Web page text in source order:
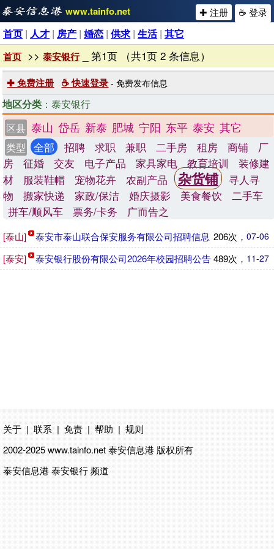
www.tainfo.net ☕ 登录
✚ 注册
首页 | 人才 | 房产 | 婚恋 | 供求| 生活| 其它
首页 >> 泰安银行_ 第1页 （共1页 2 条信息）
✚ 免费注册 ☕ 快速登录 - 免费发布信息
地区分类 ：泰安银行
区县 泰山 岱岳 新泰 肥城 宁阳 东平 泰安 其它
类型 全部 招聘 求职 兼职 二手房 租房 商铺
厂
房
征婚 交友 电子产品 家具家电 教育培训
装修建
材
服装鞋帽 宠物花卉 农副产品 杂货铺
寻人寻
物
搬家快递 家政/保洁 婚庆摄影 美食餐饮
二手车
拼车/顺风车
票务/卡务 广而告之
07-06
206次，
[泰山] 泰安市泰山联合保安服务有限公司招聘信息
11-27
489次，
[泰安] 泰安银行股份有限公司2026年校园招聘公告
关于 | 联系 | 免责 | 帮助 | 规则
2002-2025 www.tainfo.net泰安信息港 版权所有
泰安信息港 泰安银行 频道